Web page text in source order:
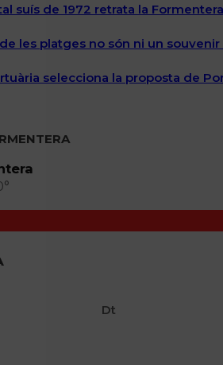
suís de 1972 retrata la
les platges no són ni un
selecciona la proposta de
Dt